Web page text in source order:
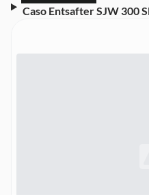
Caso Entsafter SJW 300